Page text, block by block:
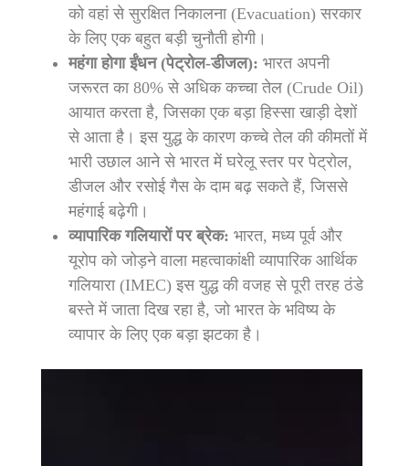
को वहां से सुरक्षित निकालना (Evacuation) सरकार
के लिए एक बहुत बड़ी चुनौती होगी।
महंगा होगा ईंधन (पेट्रोल-डीजल): भारत अपनी
जरूरत का 80% से अधिक कच्चा तेल (Crude Oil)
आयात करता है, जिसका एक बड़ा हिस्सा खाड़ी देशों
से आता है। इस युद्ध के कारण कच्चे तेल की कीमतों में
भारी उछाल आने से भारत में घरेलू स्तर पर पेट्रोल,
डीजल और रसोई गैस के दाम बढ़ सकते हैं, जिससे
महंगाई बढ़ेगी।
व्यापारिक गलियारों पर ब्रेक: भारत, मध्य पूर्व और
यूरोप को जोड़ने वाला महत्वाकांक्षी व्यापारिक आर्थिक
गलियारा (IMEC) इस युद्ध की वजह से पूरी तरह ठंडे
बस्ते में जाता दिख रहा है, जो भारत के भविष्य के
व्यापार के लिए एक बड़ा झटका है।